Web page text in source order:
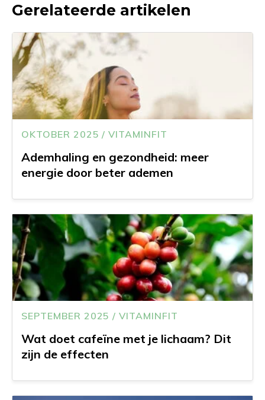
Gerelateerde artikelen
OKTOBER 2025 / VITAMINFIT
Ademhaling en gezondheid: meer
energie door beter ademen
SEPTEMBER 2025 / VITAMINFIT
Wat doet cafeïne met je lichaam? Dit
zijn de effecten